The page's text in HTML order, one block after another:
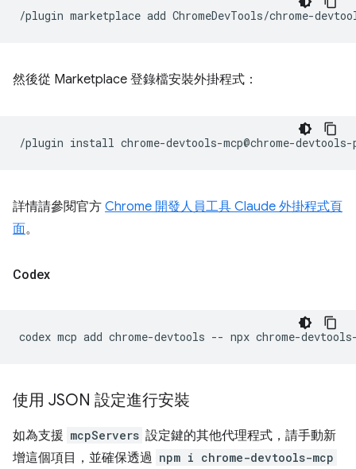
/plugin marketplace add
然後從 Marketplace 登錄檔安裝外掛程式：
/plugin install
詳情請參閱官方 Chrome 開發人員工具 Claude 外掛程式頁
面。
Codex
codex mcp add chrome-devtools -- npx
使用 JSON 設定進行安裝
如為支援 mcpServers 設定鍵的其他代理程式，請手動新
增這個項目，並確保透過 npm i chrome-devtools-mcp